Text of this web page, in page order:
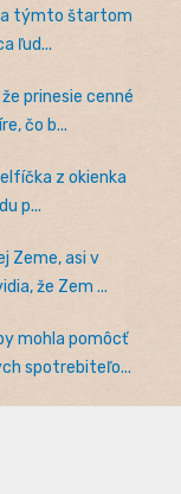
týmto štartom
ľud...
prinesie cenné
čo b...
z okienka
p...
Zeme, asi v
že Zem ...
mohla pomôcť
spotrebiteľo...